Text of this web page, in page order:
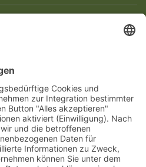
erhalten
ausschließlich
beliefern.
Verkaufsangebot
sind immer zzgl.